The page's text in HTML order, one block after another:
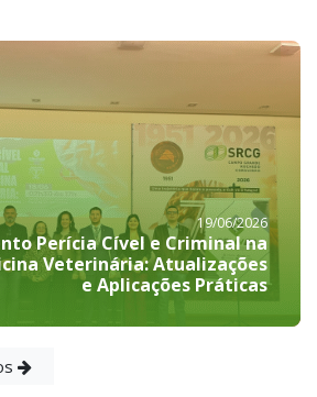
19/06/2026
Perícia Cível e Criminal na
Veterinária: Atualizações
e Aplicações Práticas